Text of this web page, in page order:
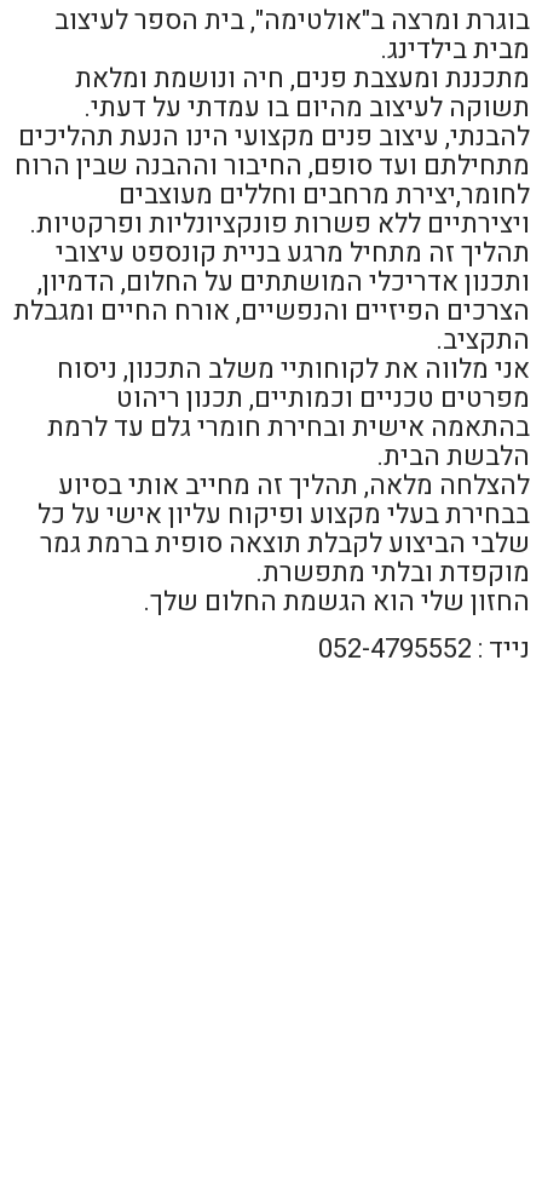
בוגרת ומרצה ב"אולטימה", בית הספר לעיצוב
מבית בילדינג.
מתכננת ומעצבת פנים, חיה ונושמת ומלאת
תשוקה לעיצוב מהיום בו עמדתי על דעתי.
להבנתי, עיצוב פנים מקצועי הינו הנעת תהליכים
מתחילתם ועד סופם, החיבור וההבנה שבין הרוח
לחומר,יצירת מרחבים וחללים מעוצבים
ויצירתיים ללא פשרות פונקציונליות ופרקטיות.
תהליך זה מתחיל מרגע בניית קונספט עיצובי
ותכנון אדריכלי המושתתים על החלום, הדמיון,
הצרכים הפיזיים והנפשיים, אורח החיים ומגבלת
התקציב.
אני מלווה את לקוחותיי משלב התכנון, ניסוח
מפרטים טכניים וכמותיים, תכנון ריהוט
בהתאמה אישית ובחירת חומרי גלם עד לרמת
הלבשת הבית.
להצלחה מלאה, תהליך זה מחייב אותי בסיוע
בבחירת בעלי מקצוע ופיקוח עליון אישי על כל
שלבי הביצוע לקבלת תוצאה סופית ברמת גמר
מוקפדת ובלתי מתפשרת.
החזון שלי הוא הגשמת החלום שלך.
נייד : 052-4795552